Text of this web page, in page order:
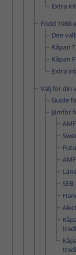
Extra
Född 1988
Den
Kåpan
Kåpan
Extra
Välj för din
Guide
Jämför